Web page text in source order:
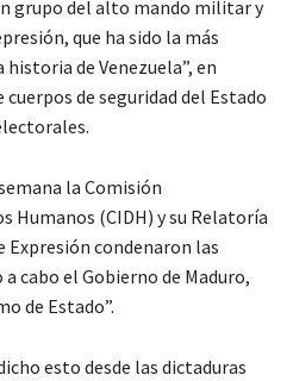
grupo del alto mando militar y
que ha sido la más
de Venezuela”, en
de seguridad del Estado
la Comisión
Humanos (CIDH) y su Relatoría
Expresión condenaron las
cabo el Gobierno de Maduro,
de Estado”.
esto desde las dictaduras